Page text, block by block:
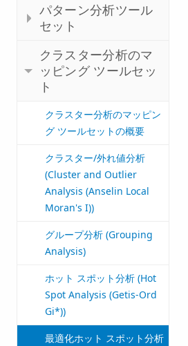
パターン分析ツール
セット
クラスター分析のマ
ッピング ツールセッ
ト
クラスター分析のマッピン
グ ツールセットの概要
クラスター/外れ値分析
(Cluster and Outlier
Analysis (Anselin Local
Moran's I))
グループ分析 (Grouping
Analysis)
ホット スポット分析 (Hot
Spot Analysis (Getis-Ord
Gi*))
最適化ホット スポット分析